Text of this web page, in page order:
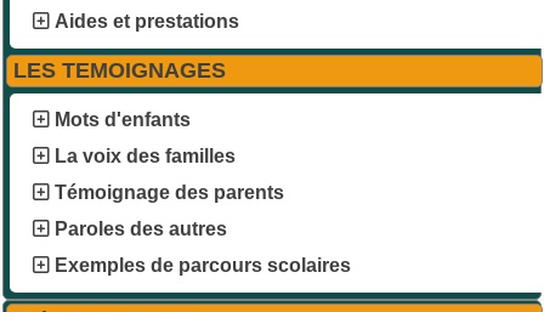
Aides et prestations
LES TEMOIGNAGES
Mots d'enfants
La voix des familles
Témoignage des parents
Paroles des autres
Exemples de parcours scolaires